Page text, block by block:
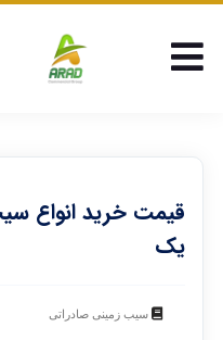
قیمت خرید انواع
یک
سیب زمینی صادراتی